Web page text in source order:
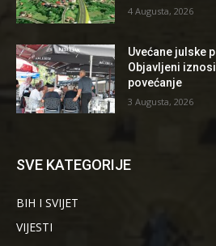
4 Augusta, 2026
Uvećane julske
Objavljeni
povećanje
3 Augusta, 2026
SVE KATEGORIJE
BIH I SVIJET
VIJESTI